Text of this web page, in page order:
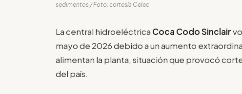
sedimentos / Foto: cortesía Celec
La central hidroeléctrica Coca Codo Sinclair
mayo de 2026 debido a un aumento
alimentan la planta, situación que provocó
del país.